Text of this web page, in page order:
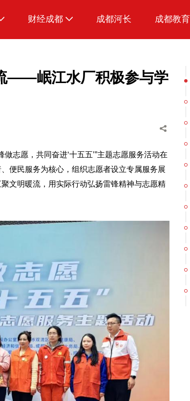
财经成都 成都河长 成都教育
——岷江水厂积极参与学
志愿，共同奋进‘十五五’”主题志愿服务活动在
便民服务为核心，组织志愿者设立专属服务展
文明暖流，用实际行动弘扬雷锋精神与志愿精